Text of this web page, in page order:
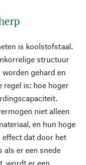
is koolstofstaal.
structuur
gehard en
regel is: hoe hoger
niet alleen
en hun hoge
effect dat door het
als er een snede
wordt er een